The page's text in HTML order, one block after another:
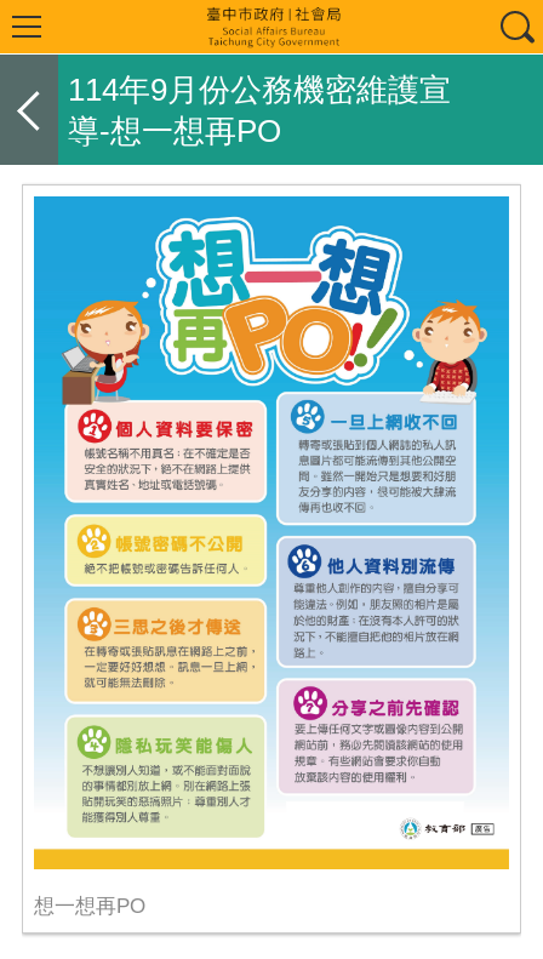
114年9月份公務機密維護宣
導-想一想再PO
想一想再PO